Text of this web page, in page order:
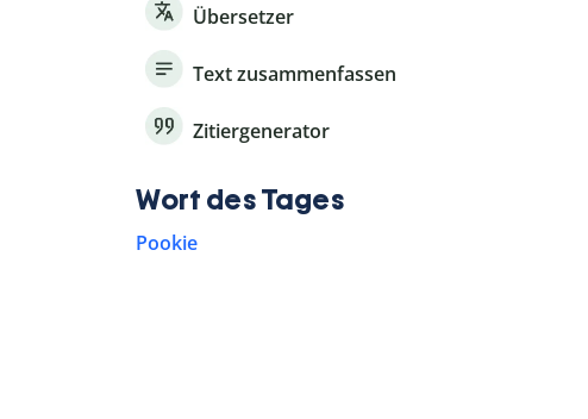
Übersetzer
Text zusammenfassen
Zitiergenerator
Wort des Tages
Pookie